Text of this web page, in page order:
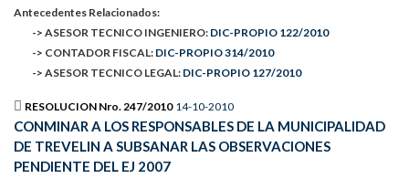
Antecedentes Relacionados:
-> ASESOR TECNICO INGENIERO: DIC-PROPIO 122/2010
-> CONTADOR FISCAL: DIC-PROPIO 314/2010
-> ASESOR TECNICO LEGAL: DIC-PROPIO 127/2010
RESOLUCION Nro. 247/2010 14-10-2010
CONMINAR A LOS RESPONSABLES DE LA MUNICIPALIDAD
DE TREVELIN A SUBSANAR LAS OBSERVACIONES
PENDIENTE DEL EJ 2007